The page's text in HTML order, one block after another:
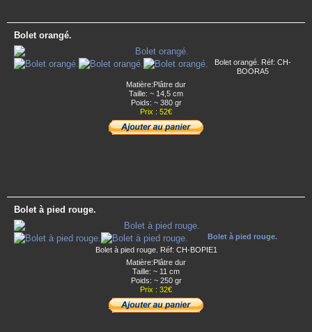
Bolet orangé.
Bolet orangé. Réf: CH-
BOORA5
Matière:Plâtre dur
Taille: ~ 14,5 cm
Poids: ~ 380 gr
Prix : 52€
Bolet à pied rouge.
Bolet à pied rouge.
Bolet à pied rouge. Réf: CH-BOPIE1
Matière:Plâtre dur
Taille: ~ 11 cm
Poids: ~ 250 gr
Prix : 32€